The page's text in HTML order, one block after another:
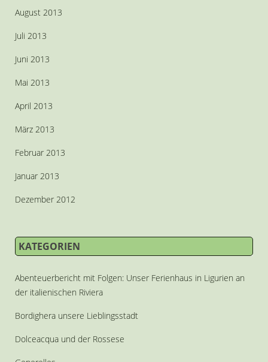
August 2013
Juli 2013
Juni 2013
Mai 2013
April 2013
März 2013
Februar 2013
Januar 2013
Dezember 2012
KATEGORIEN
Abenteuerbericht mit Folgen: Unser Ferienhaus in Ligurien an
der italienischen Riviera
Bordighera unsere Lieblingsstadt
Dolceacqua und der Rossese